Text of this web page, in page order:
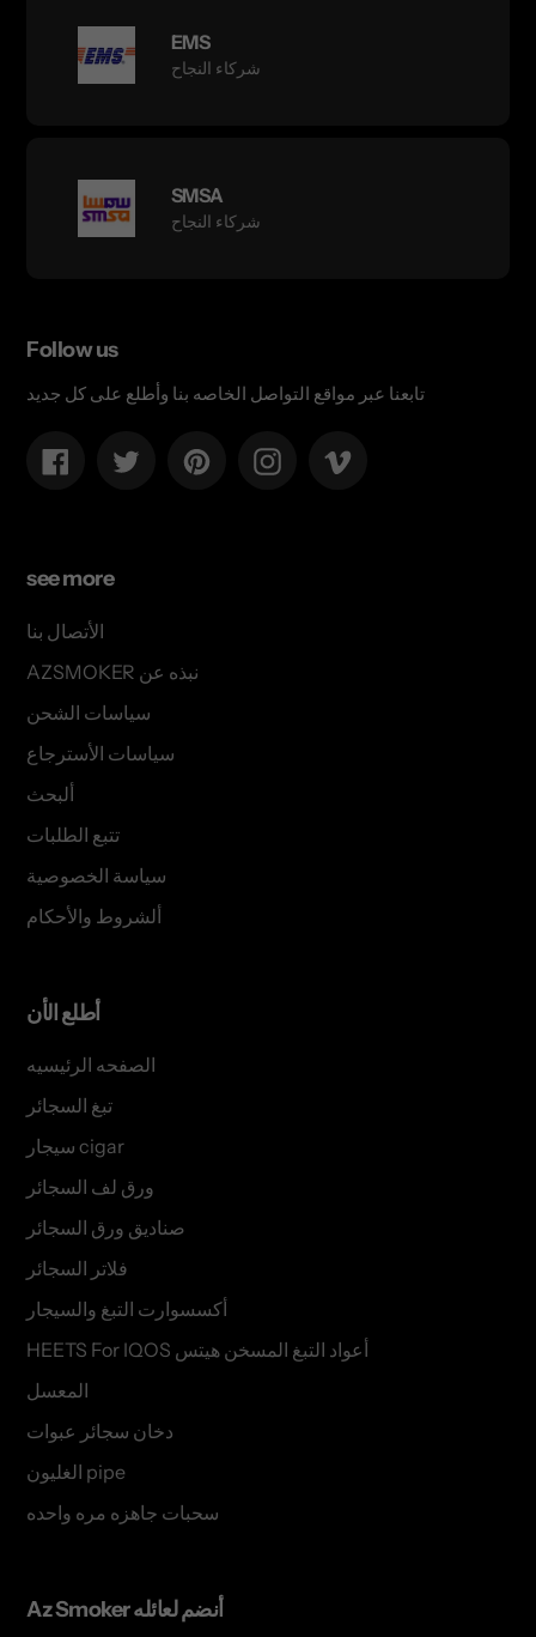
EMS
شركاء النجاح
SMSA
شركاء النجاح
Follow us
تابعنا عبر مواقع التواصل الخاصه بنا وأطلع على كل جديد
Facebook Twitter PinterestInstagram
see more
الأتصال بنا
AZSMOKER نبذه عن
سياسات الشحن
سياسات الأسترجاع
ألبحث
تتبع الطلبات
سياسة الخصوصية
ألشروط والأحكام
أطلع الأن
الصفحه الرئيسيه
تبغ السجائر
سيجار cigar
ورق لف السجائر
صناديق ورق السجائر
فلاتر السجائر
أكسسوارت التبغ والسيجار
HEETS For IQOS أعواد التبغ المسخن هيتس
المعسل
دخان سجائر عبوات
الغليون pipe
سحبات جاهزه مره واحده
Az Smoker أنضم لعائله